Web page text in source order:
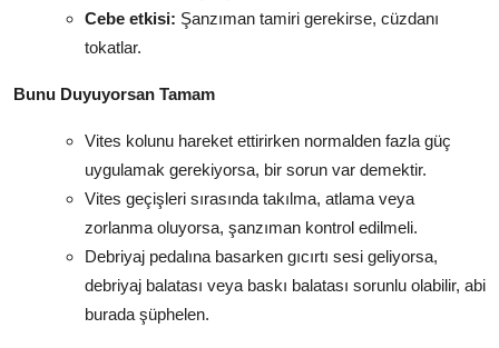
Cebe etkisi: Şanzıman tamiri gerekirse, cüzdanı
tokatlar.
Bunu Duyuyorsan Tamam
Vites kolunu hareket ettirirken normalden fazla güç
uygulamak gerekiyorsa, bir sorun var demektir.
Vites geçişleri sırasında takılma, atlama veya
zorlanma oluyorsa, şanzıman kontrol edilmeli.
Debriyaj pedalına basarken gıcırtı sesi geliyorsa,
debriyaj balatası veya baskı balatası sorunlu olabilir, abi
burada şüphelen.